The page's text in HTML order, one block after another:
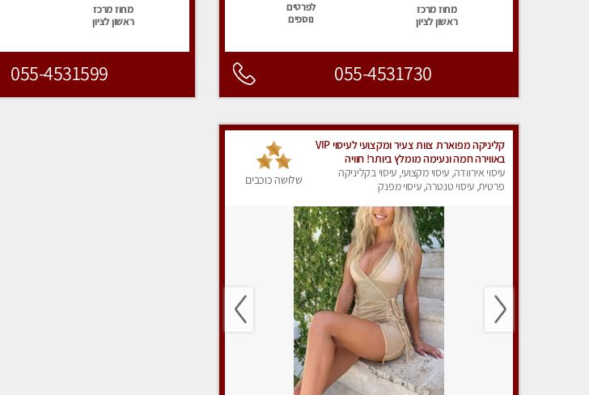
מחוז מרכז
ראשון לציון
לפרטים
נוספים
055-4531730
מחוז מרכז
ראשון לציון
055-4531599
קליניקה מפוארת צוות צעיר ומקצועי לעיסוי VIP
באווירה חמה ונעימה מומלץ ביותר! חוויה
מפנקת מאוד ... ללא מין !!
עיסוי אירוודה, עיסוי מקצועי, עיסוי בקליניקה
פרטית, עיסוי טנטרה, עיסוי מפנק
שלושה כוכבים